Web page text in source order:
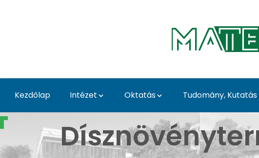
Kezdőlap Intézet Oktatás Tudomány, Kutatás
Tavaszi Dísznövény